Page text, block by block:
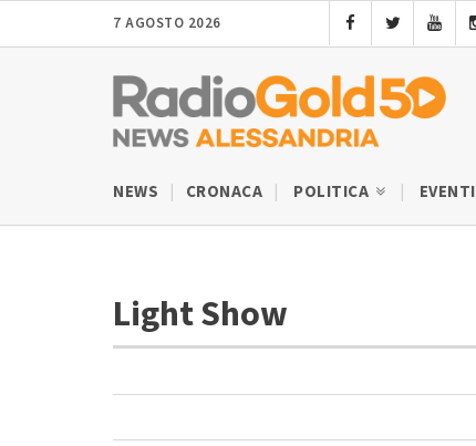
7 AGOSTO 2026
NEWS CRONACA POLITICA EVENTI
Light Show